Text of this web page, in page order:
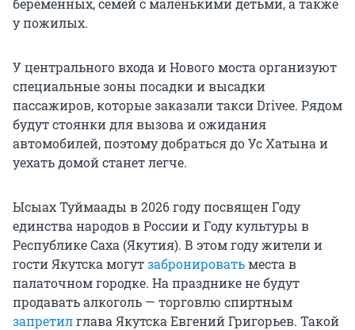
беременных, семей с маленькими детьми, а также
у пожилых.
У центрального входа и Нового моста организуют
специальные зоны посадки и высадки
пассажиров, которые заказали такси Drivee. Рядом
будут стоянки для вызова и ожидания
автомобилей, поэтому добраться до Ус Хатына и
уехать домой станет легче.
Ысыах Туймаады в 2026 году посвящен Году
единства народов в России и Году культуры в
Республике Саха (Якутия). В этом году жители и
гости Якутска могутзабронироватьместа в
палаточном городке. На празднике не будут
продавать алкоголь — торговлю спиртным
запретилглава Якутска Евгений Григорьев. Такой